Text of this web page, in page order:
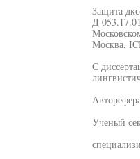
Защита
Д
Москва,
С
Ученый